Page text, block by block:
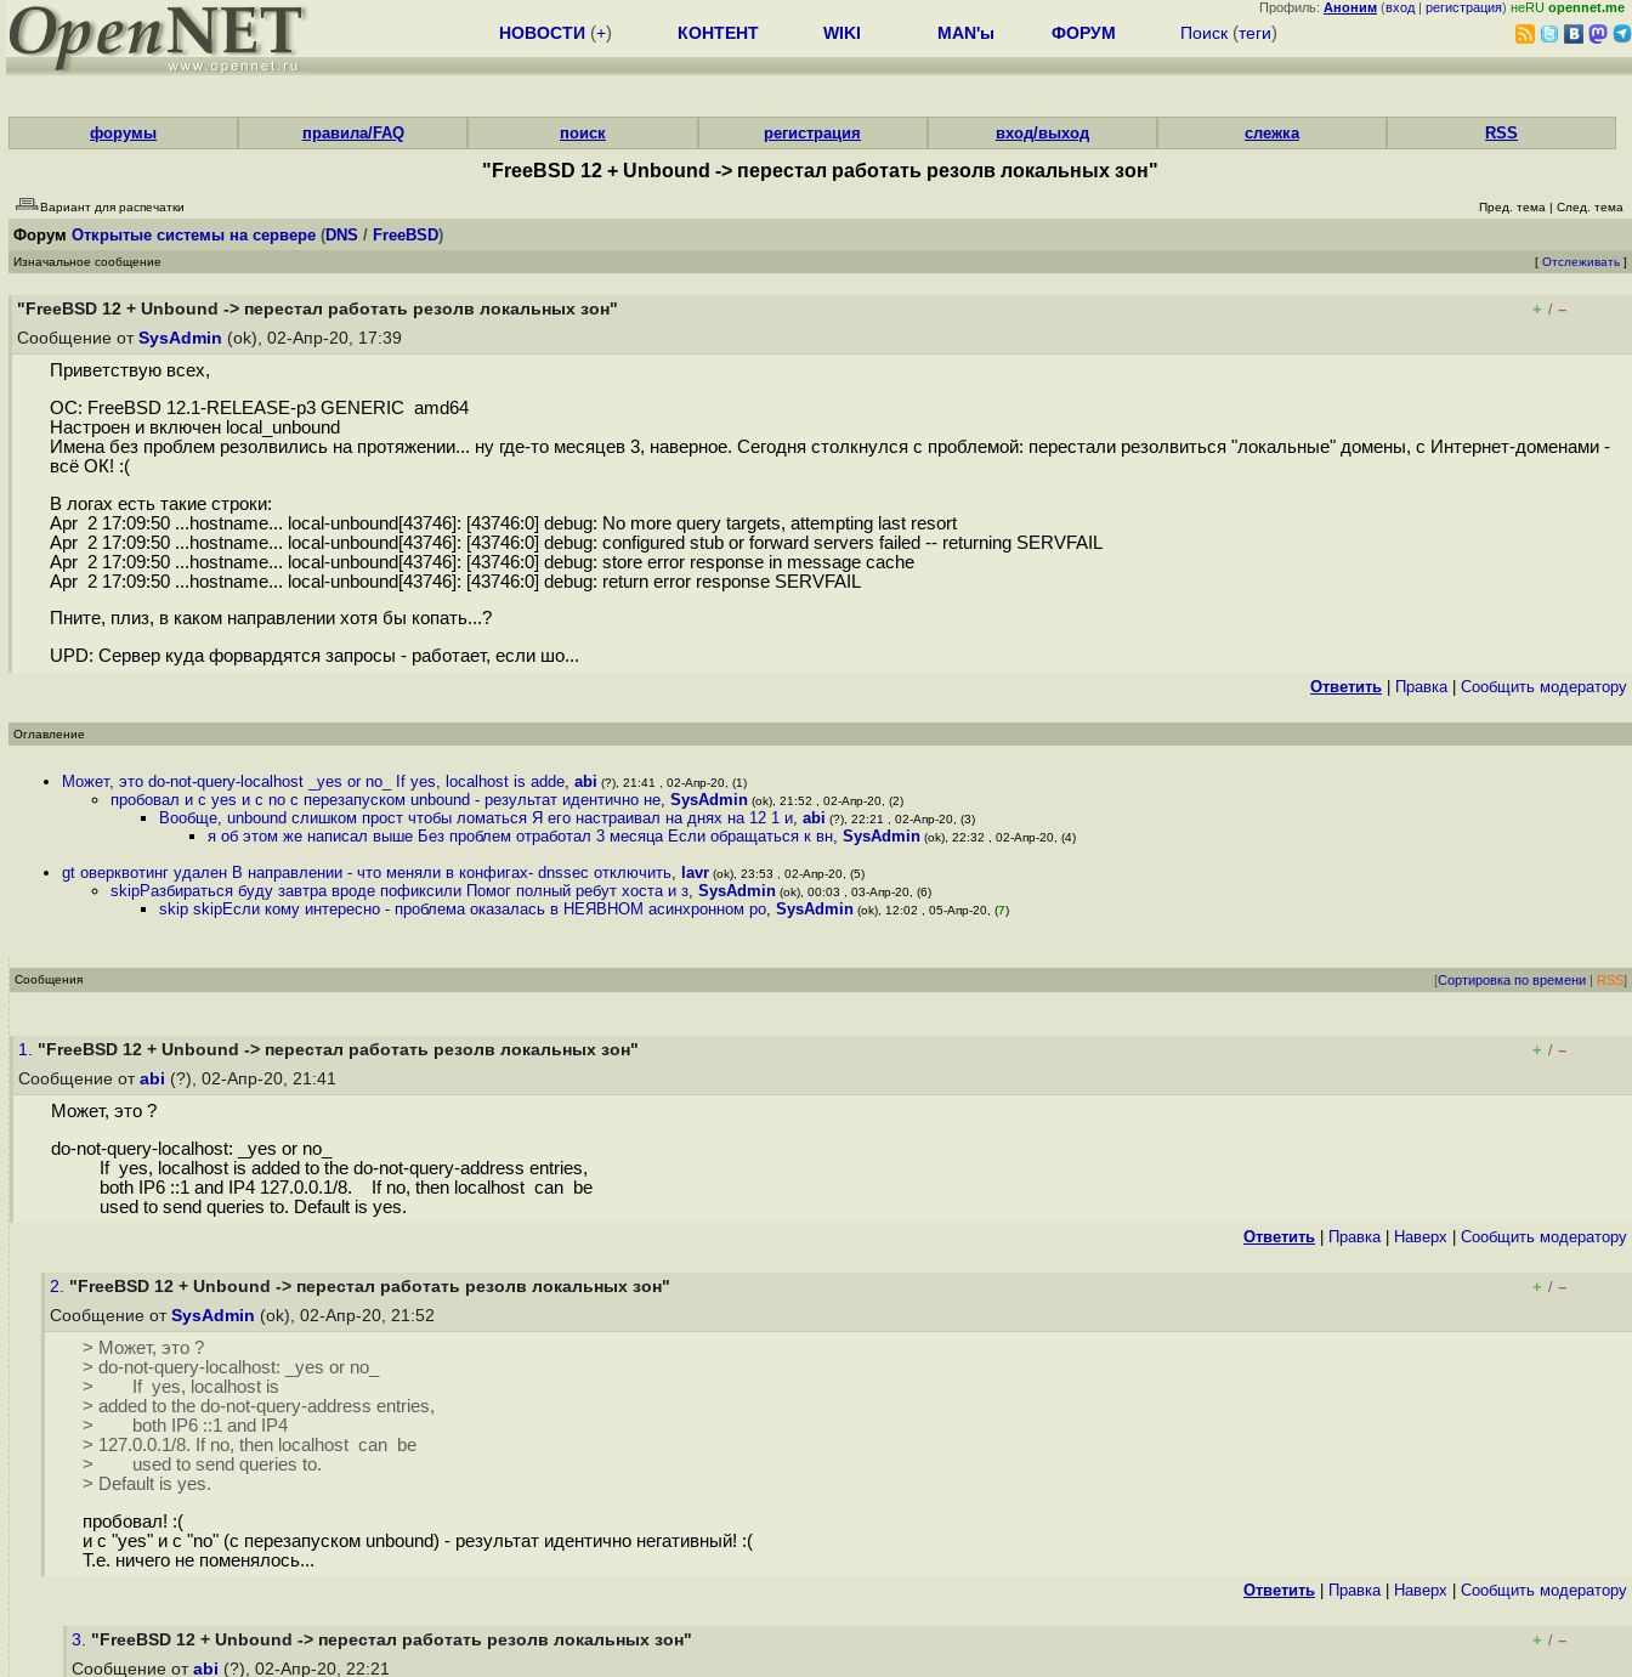
Профиль: Аноним (вход | регистрация) неRU opennet.me
НОВОСТИ (+) КОНТЕНТ WIKI MAN'ы ФОРУМ Поиск (теги)
форумы правила/FAQ поиск регистрация вход/выход слежка RSS
"FreeBSD 12 + Unbound -> перестал работать резолв локальных зон"
Вариант для распечатки Пред. тема | След. тема
Форум Открытые системы на сервере (DNS / FreeBSD)
Изначальное сообщение [ Отслеживать ]
"FreeBSD 12 + Unbound -> перестал работать резолв локальных зон" + / –
Сообщение от SysAdmin (ok), 02-Апр-20, 17:39
Приветствую всех,
ОС: FreeBSD 12.1-RELEASE-p3 GENERIC amd64
Настроен и включен local_unbound
Имена без проблем резолвились на протяжении... ну где-то месяцев 3, наверное. Сегодня столкнулся с проблемой: перестали резолвиться "локальные" домены, с Интернет-доменами -
всё ОК! :(
В логах есть такие строки:
Apr 2 17:09:50 ...hostname... local-unbound[43746]: [43746:0] debug: No more query targets, attempting last resort
Apr 2 17:09:50 ...hostname... local-unbound[43746]: [43746:0] debug: configured stub or forward servers failed -- returning SERVFAIL
Apr 2 17:09:50 ...hostname... local-unbound[43746]: [43746:0] debug: store error response in message cache
Apr 2 17:09:50 ...hostname... local-unbound[43746]: [43746:0] debug: return error response SERVFAIL
Пните, плиз, в каком направлении хотя бы копать...?
UPD: Сервер куда форвардятся запросы - работает, если шо...
Ответить Правка| Cообщить модератору
Оглавление
Может, это do-not-query-localhost _yes or no_ If yes, localhost is adde, abi (?), 21:41 , 02-Апр-20, (1)
пробовал и с yes и с no с перезапуском unbound - результат идентично не, SysAdmin (ok), 21:52 , 02-Апр-20, (2)
Вообще, unbound слишком прост чтобы ломаться Я его настраивал на днях на 12 1 и, abi (?), 22:21 , 02-Апр-20, (3)
я об этом же написал выше Без проблем отработал 3 месяца Если обращаться к вн, SysAdmin (ok), 22:32 , 02-Апр-20, (4)
gt оверквотинг удален В направлении - что меняли в конфигах- dnssec отключить, lavr (ok), 23:53 , 02-Апр-20, (5)
skipРазбираться буду завтра вроде пофиксили Помог полный ребут хоста и з, SysAdmin (ok), 00:03 , 03-Апр-20, (6)
skip skipЕсли кому интересно - проблема оказалась в НЕЯВНОМ асинхронном ро, SysAdmin (ok), 12:02 , 05-Апр-20, (7)
Сообщения [Сортировка по времени | RSS]
1. "FreeBSD 12 + Unbound -> перестал работать резолв локальных зон" + / –
Сообщение от abi (?), 02-Апр-20, 21:41
Может, это ?
do-not-query-localhost: _yes or no_
If yes, localhost is added to the do-not-query-address entries,
both IP6 ::1 and IP4 127.0.0.1/8. If no, then localhost can be
used to send queries to. Default is yes.
Ответить Правка| Наверх Cообщить модератору
2. "FreeBSD 12 + Unbound -> перестал работать резолв локальных зон" + / –
Сообщение от SysAdmin (ok), 02-Апр-20, 21:52
> Может, это ?
> do-not-query-localhost: _yes or no_
> If yes, localhost is
> added to the do-not-query-address entries,
> both IP6 ::1 and IP4
> 127.0.0.1/8. If no, then localhost can be
> used to send queries to.
> Default is yes.
пробовал! :(
и с "yes" и с "no" (с перезапуском unbound) - результат идентично негативный! :(
Т.е. ничего не поменялось...
Ответить Правка| Наверх Cообщить модератору
3. "FreeBSD 12 + Unbound -> перестал работать резолв локальных зон" + / –
Сообщение от abi (?), 02-Апр-20, 22:21